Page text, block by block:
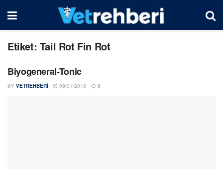
Etiket: Tail Rot Fin Rot
Biyogeneral-Tonic
BY VETREHBERI 09/01/2018 0